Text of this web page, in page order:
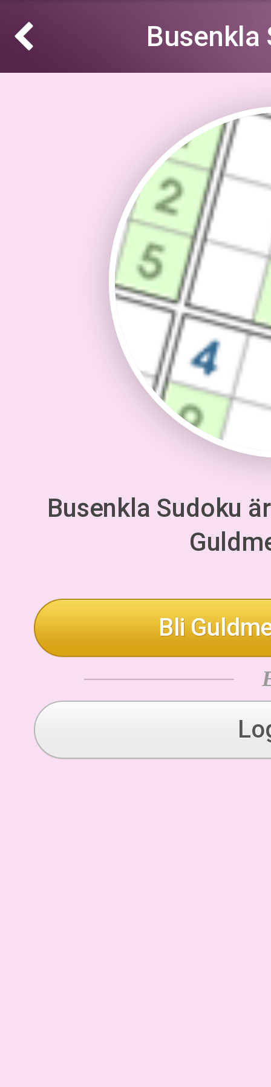
Busenkla
Busenkla Sudoku
Bli